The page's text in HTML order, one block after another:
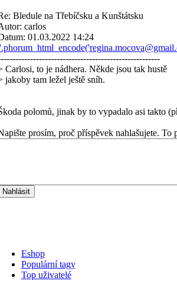
Bledule na Třebíčsku a Kunštátsku
carlos
01.03.2022 14:24
Carlosi, to je nádhera. Někde jsou tak hustě
jakoby tam ležel ještě sníh.
polomů, jinak by to vypadalo asi takto
prosím, proč příspěvek nahlašujete.
Eshop
Populární tagy
Top uživatelé